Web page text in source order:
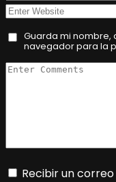
Guarda mi nombre,
navegador para la
Recibir un